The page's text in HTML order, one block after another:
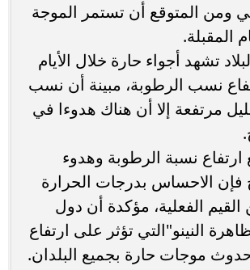
ومن المتوقع أن تستمر الموجة
المقبلة.
تشهد أجواء حارة خلال الأيام
نسب الرطوبة، مبينة أن نسب
مرتفعة إلا أن هناك هدوءا في
نسبة الرطوبة وهدوء
فإن الاحساس بدرجات الحرارة
الفعلية، مؤكدة أن دول
النينو"التي تؤثر على ارتفاع
موجات حارة بجميع البلدان.